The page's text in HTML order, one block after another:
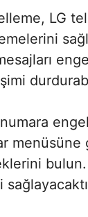
LG
menüsüne